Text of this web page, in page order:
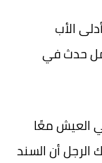
الأب
حدث في
العيش معًا
الرجل أن السند